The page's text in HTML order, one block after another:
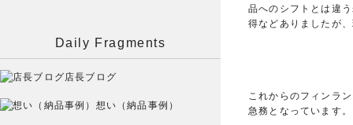
品へのシフトとは違
得などありましたが
これからのフィンラ
急務となっています。
Daily Fragments
店長ブログ
想い（納品事例）